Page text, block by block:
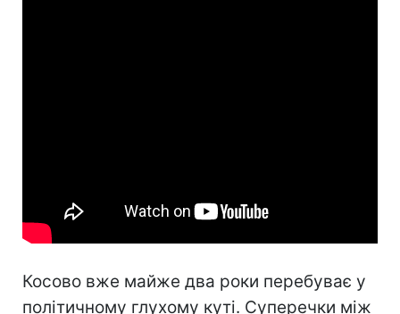
Косово вже майже два роки перебуває у
політичному глухому куті. Суперечки між